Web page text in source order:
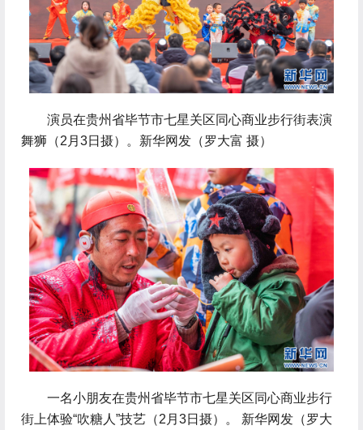
演员在贵州省毕节市七星关区同心商业步行街表演
舞狮（2月3日摄）。新华网发（罗大富 摄）
一名小朋友在贵州省毕节市七星关区同心商业步行
街上体验“吹糖人”技艺（2月3日摄）。 新华网发（罗大